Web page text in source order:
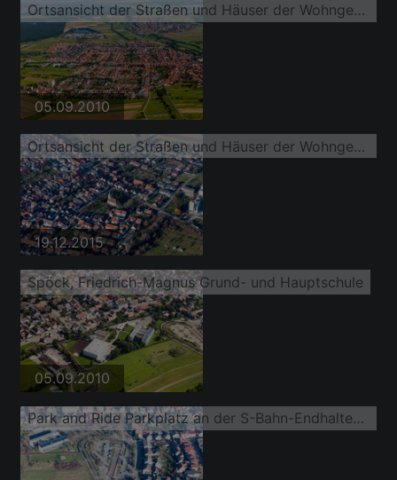
Ortsansicht der Straßen und Häuser der Wohngebiete
05.09.2010
Ortsansicht der Straßen und Häuser der Wohngebiete
19.12.2015
Spöck, Friedrich-Magnus Grund- und Hauptschule
05.09.2010
Park and Ride Parkplatz an der S-Bahn-Endhaltestelle Spöck Richard-Hecht-Schule